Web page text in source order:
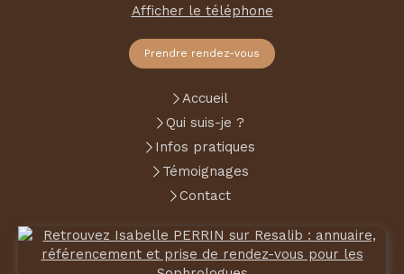
Afficher le téléphone
Prendre rendez-vous
Accueil
Qui suis-je ?
Infos pratiques
Témoignages
Contact